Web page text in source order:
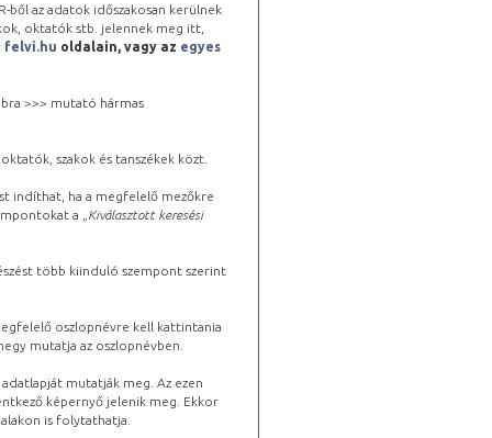
ből az adatok időszakosan kerülnek
oktatók stb. jelennek meg itt,
felvi.hu oldalain, vagy az egyes
>>> mutató hármas
szakok és tanszékek közt.
indíthat, ha a megfelelő mezőkre
a „ Kiválasztott keresési
több kiinduló szempont szerint
oszlopnévre kell kattintania
mutatja az oszlopnévben.
mutatják meg. Az ezen
képernyő jelenik meg. Ekkor
is folytathatja.